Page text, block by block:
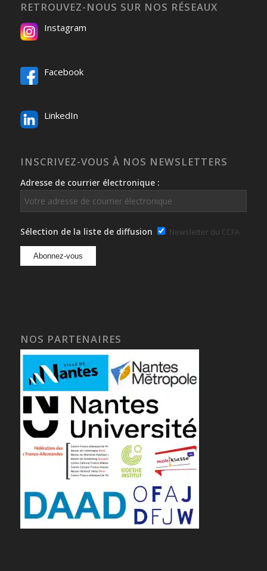
RETROUVEZ-NOUS SUR NOS RÉSEAUX
Instagram
Facebook
LinkedIn
INSCRIVEZ-VOUS À NOS NEWSLETTERS
Adresse de courrier électronique :
Sélection de la liste de diffusion Newsletter du CCFA
NOS PARTENAIRES